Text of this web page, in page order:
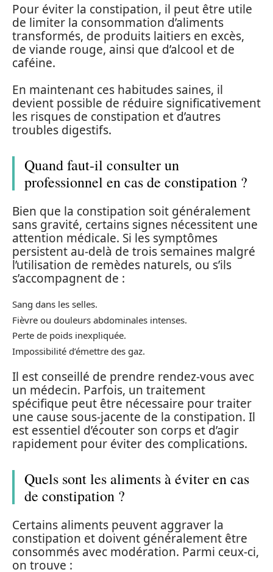
Pour éviter la constipation, il peut être utile
de limiter la consommation d’aliments
transformés, de produits laitiers en excès,
de viande rouge, ainsi que d’alcool et de
caféine.
En maintenant ces habitudes saines, il
devient possible de réduire significativement
les risques de constipation et d’autres
troubles digestifs.
Quand faut-il consulter un
professionnel en cas de constipation ?
Bien que la constipation soit généralement
sans gravité, certains signes nécessitent une
attention médicale. Si les symptômes
persistent au-delà de trois semaines malgré
l’utilisation de remèdes naturels, ou s’ils
s’accompagnent de :
Sang dans les selles.
Fièvre ou douleurs abdominales intenses.
Perte de poids inexpliquée.
Impossibilité d’émettre des gaz.
Il est conseillé de prendre rendez-vous avec
un médecin. Parfois, un traitement
spécifique peut être nécessaire pour traiter
une cause sous-jacente de la constipation. Il
est essentiel d’écouter son corps et d’agir
rapidement pour éviter des complications.
Quels sont les aliments à éviter en cas
de constipation ?
Certains aliments peuvent aggraver la
constipation et doivent généralement être
consommés avec modération. Parmi ceux-ci,
on trouve :